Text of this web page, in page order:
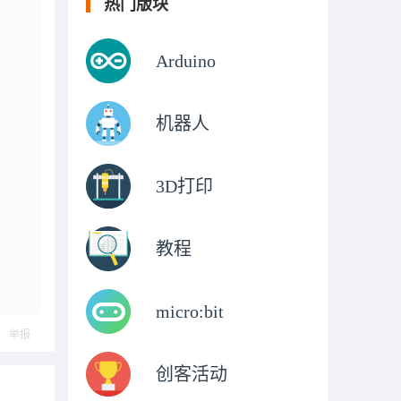
举报
热门版块
Arduino
机器人
3D打印
教程
micro:bit
创客活动